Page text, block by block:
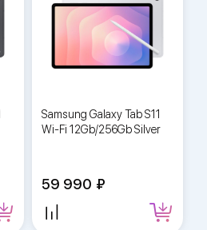
Samsung Galaxy Tab S11
Wi-Fi 12Gb/256Gb Silver
59 990